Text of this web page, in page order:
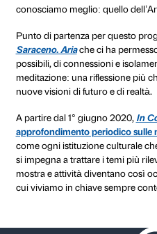
Ottantaquattro: tanti
nostra riapertura.
In questo periodo la
sfida inusuale: il venir
che normalmente è la
Per questo motivo è
sitopalazzostrozzi.orgsi
immagini, video, storie
stimolare a distanza